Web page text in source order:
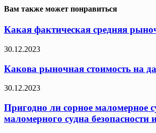
Вам также может понравиться
Какая фактическая средняя
30.12.2023
Какова рыночная стоимость на
30.12.2023
Пригодно ли сорное маломерное
маломерного судна